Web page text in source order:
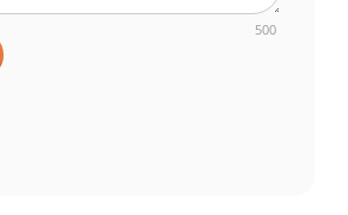
500